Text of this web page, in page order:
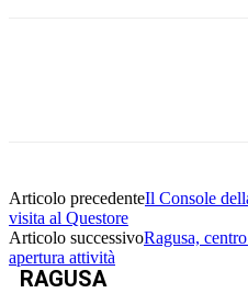
Articolo precedenteIl Console
visita al Questore
Articolo successivoRagusa,
apertura attività
RAGUSA